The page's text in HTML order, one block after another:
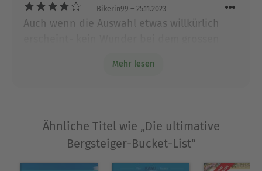
Seinen Büchern liegen auch Erlebnisse aus
Reisen nach Asien, Südamerika und Ozeanien
Ausblenden
Bikerin99 – 25.11.2023
Auch wenn die Auswahl etwas willkürlich
rund um den Bergsport
Mehr lesen
Ähnliche Titel wie „Die ultimative
Bergsteiger-Bucket-List“